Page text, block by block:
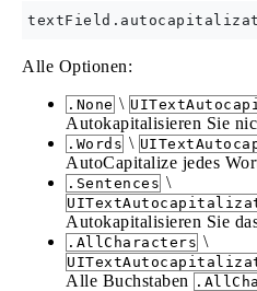
Alle Optionen:
.None \
Autokapitalisieren Sie
.Words \
AutoCapitalize jedes
.Sentences \
Autokapitalisieren Sie
.AllCharacters \
Alle Buchstaben